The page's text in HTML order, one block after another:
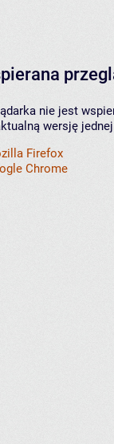
nie jest
wersję
Firefox
Chrome